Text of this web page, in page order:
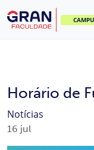
Horário de
Notícias
16 jul